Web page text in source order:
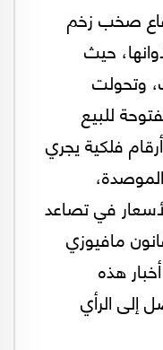
صخب زخم
حيث
وتحولت
للبيع
فلكية يجري
في تصاعد
مافيوزي
هذه
إلى الرأي